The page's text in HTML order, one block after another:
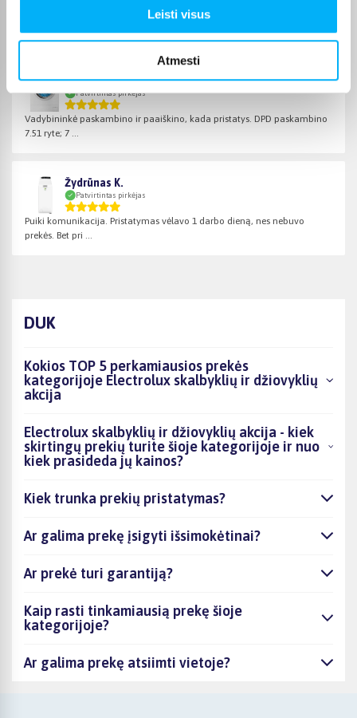
Leisti visus
Atmesti
Skalbimo mašina atkeliavo tokia, kokios ir tikėjomės. Gerai veikia.
Jelena K.
Patvirtintas pirkėjas
Vadybininkė paskambino ir paaiškino, kada pristatys. DPD paskambino
7.51 ryte; 7 ...
Žydrūnas K.
Patvirtintas pirkėjas
Puiki komunikacija. Pristatymas vėlavo 1 darbo dieną, nes nebuvo
prekės. Bet pri ...
DUK
Kokios TOP 5 perkamiausios prekės
kategorijoje Electrolux skalbyklių ir džiovyklių
akcija
Electrolux skalbyklių ir džiovyklių akcija - kiek
skirtingų prekių turite šioje kategorijoje ir nuo
kiek prasideda jų kainos?
Kiek trunka prekių pristatymas?
Ar galima prekę įsigyti išsimokėtinai?
Ar prekė turi garantiją?
Kaip rasti tinkamiausią prekę šioje
kategorijoje?
Ar galima prekę atsiimti vietoje?